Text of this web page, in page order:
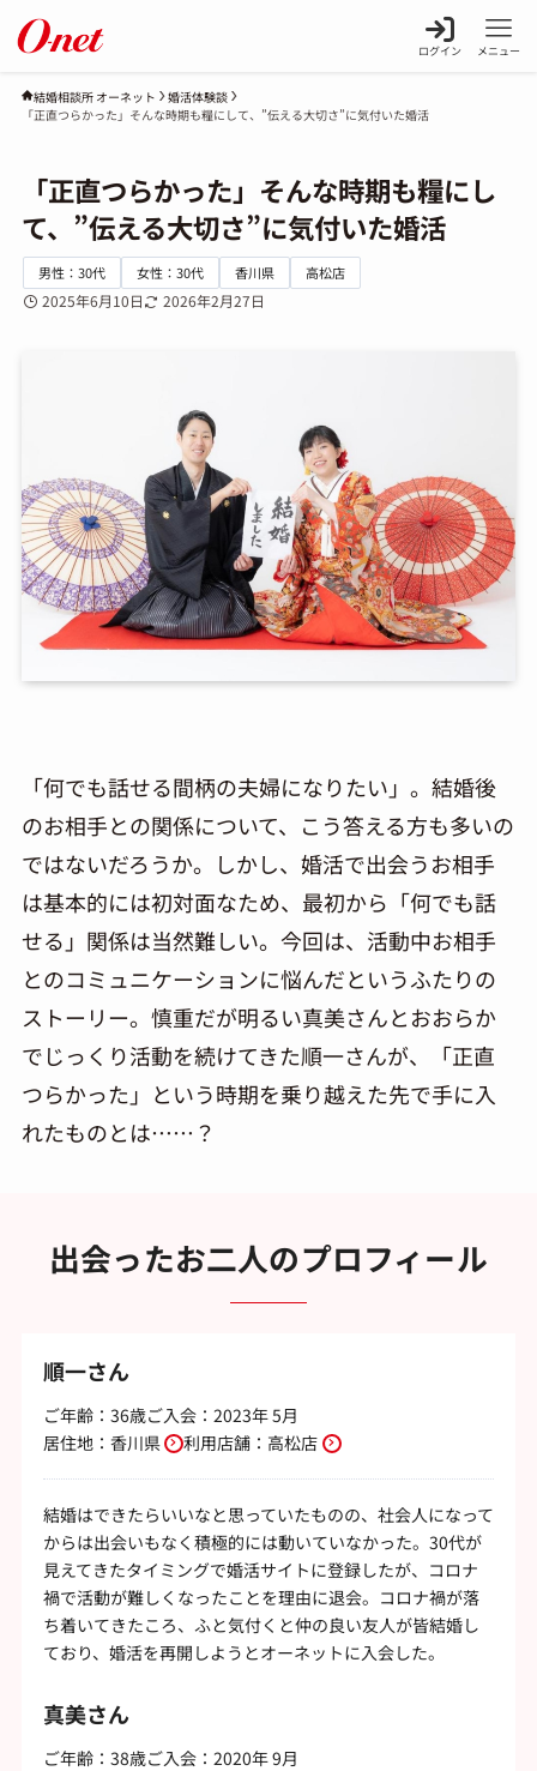
ログイン メニュー
結婚相談所 オーネット
婚活体験談
「正直つらかった」そんな時期も糧にして、”伝える大切さ”に気付いた婚活
「正直つらかった」そんな時期も糧にし
て、”伝える大切さ”に気付いた婚活
男性：30代 女性：30代 香川県 高松店
2025年6月10日 2026年2月27日
「何でも話せる間柄の夫婦になりたい」。結婚後
のお相手との関係について、こう答える方も多いの
ではないだろうか。しかし、婚活で出会うお相手
は基本的には初対面なため、最初から「何でも話
せる」関係は当然難しい。今回は、活動中お相手
とのコミュニケーションに悩んだというふたりの
ストーリー。慎重だが明るい真美さんとおおらか
でじっくり活動を続けてきた順一さんが、「正直
つらかった」という時期を乗り越えた先で手に入
れたものとは……？
出会ったお二人のプロフィール
順一さん
ご年齢：36歳ご入会：2023年 5月
居住地： 香川県 利用店舗： 高松店
結婚はできたらいいなと思っていたものの、社会人になって
からは出会いもなく積極的には動いていなかった。30代が
見えてきたタイミングで婚活サイトに登録したが、コロナ
禍で活動が難しくなったことを理由に退会。コロナ禍が落
ち着いてきたころ、ふと気付くと仲の良い友人が皆結婚し
ており、婚活を再開しようとオーネットに入会した。
真美さん
ご年齢：38歳ご入会：2020年 9月